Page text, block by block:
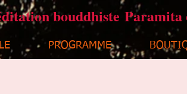
bouddhiste
PROGRAMME